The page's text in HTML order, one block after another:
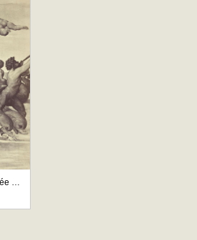
Raphaël, triomphe de Galatée à la Farnésine